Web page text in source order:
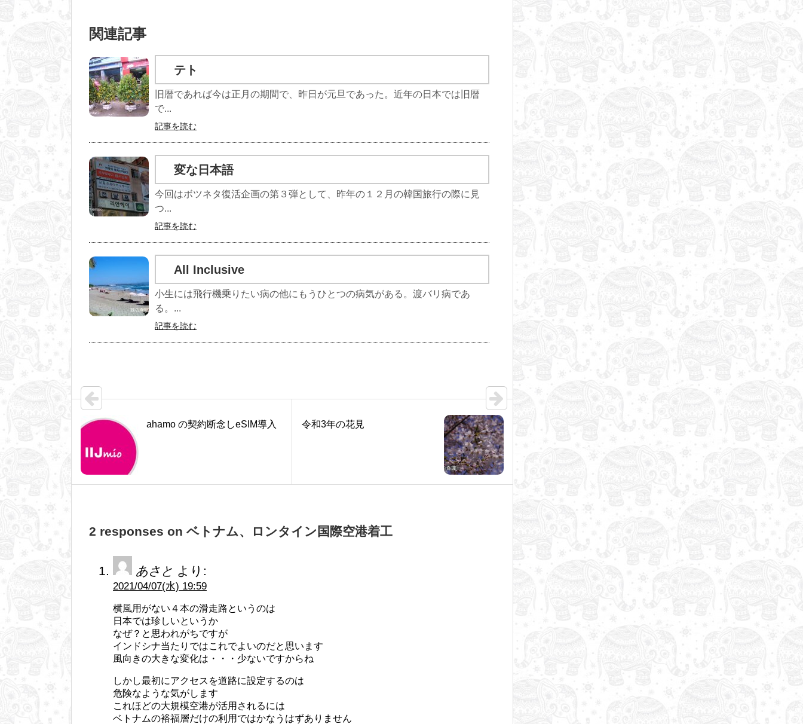
関連記事
テト
旧暦であれば今は正月の期間で、昨日が元旦であった。近年の日本では旧暦
で...
記事を読む
変な日本語
今回はボツネタ復活企画の第３弾として、昨年の１２月の韓国旅行の際に見
つ...
記事を読む
All Inclusive
小生には飛行機乗りたい病の他にもうひとつの病気がある。渡バリ病であ
る。...
記事を読む
ahamo の契約断念しeSIM導入 令和3年の花見
2 responses on ベトナム、ロンタイン国際空港着工
あさと より:
2021/04/07(水) 19:59
横風用がない４本の滑走路というのは
日本では珍しいというか
なぜ？と思われがちですが
インドシナ当たりではこれでよいのだと思います
風向きの大きな変化は・・・少ないですからね
しかし最初にアクセスを道路に設定するのは
危険なような気がします
これほどの大規模空港が活用されるには
ベトナムの裕福層だけの利用ではかなうはずありません